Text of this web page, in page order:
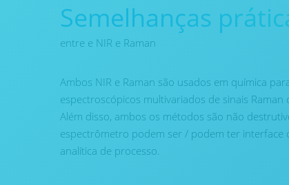
Semelhanças
entre e NIR e Raman
Ambos NIR e Raman são usados em química
espectroscópicos multivariados de sinais
Além disso, ambos os métodos são não
espectrômetro podem ser / podem ter interface
analítica de processo.